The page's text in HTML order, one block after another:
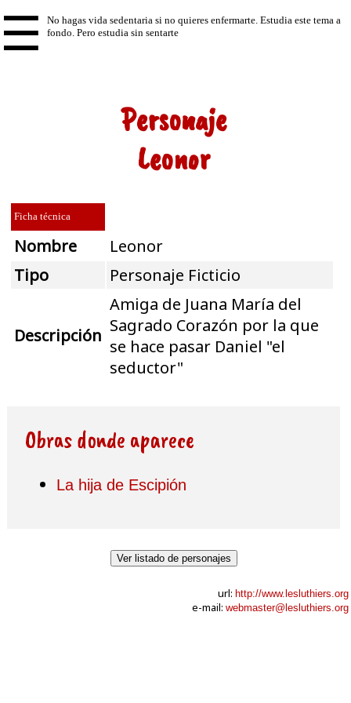
☰
Personaje
Leonor
Ficha técnica
Nombre
Leonor
Tipo
Personaje Ficticio
Descripción
Amiga de Juana María del
Sagrado Corazón por la que
se hace pasar Daniel "el
seductor"
Obras donde aparece
La hija de Escipión
Ver listado de personajes
url: http://www.lesluthiers.org
e-mail: webmaster@lesluthiers.org